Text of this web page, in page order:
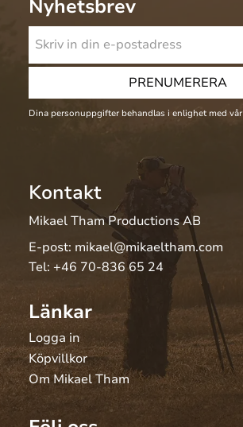
Nyhetsbrev
PRENUMERERA
Dina personuppgifter behandlas i enlighet med vår
Kontakt
Mikael Tham Productions AB
E-post: mikael@mikaeltham.com
Tel: +46 70-836 65 24
Länkar
Logga in
Köpvillkor
Om Mikael Tham